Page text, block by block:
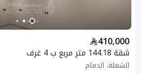
410,000
شقة 144.18 متر مربع ب 4 غرف
الشعلة، الدمام